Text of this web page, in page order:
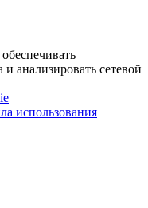
анализировать сетевой
использования